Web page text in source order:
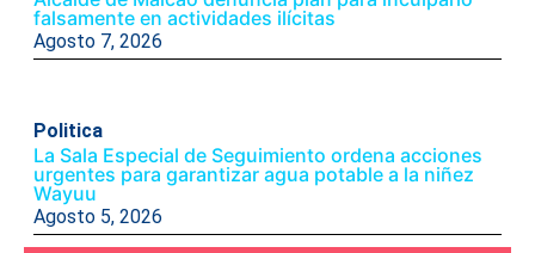
falsamente en actividades ilícitas
Agosto 7, 2026
Politica
La Sala Especial de Seguimiento ordena acciones
urgentes para garantizar agua potable a la niñez
Wayuu
Agosto 5, 2026